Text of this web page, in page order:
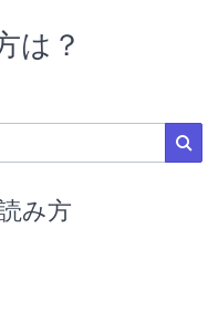
は？
み方